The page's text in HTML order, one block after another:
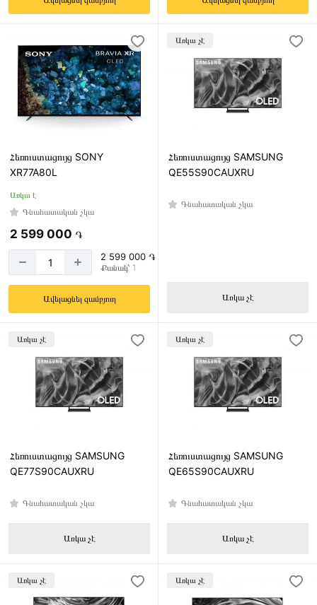
Հեռուստացույց SONY
XR77A80L
Առկա է
Գնահատական չկա
2 599 000 ֏
2 599 000 ֏
Քանակ՝ 1
Ավելացնել զամբյուղ
Առկա չէ
Հեռուստացույց SAMSUNG
QE55S90CAUXRU
Գնահատական չկա
Առկա չէ
Առկա չէ
Հեռուստացույց SAMSUNG
QE77S90CAUXRU
Գնահատական չկա
Առկա չէ
Առկա չէ
Հեռուստացույց SAMSUNG
QE65S90CAUXRU
Գնահատական չկա
Առկա չէ
Առկա չէ Առկա չէ